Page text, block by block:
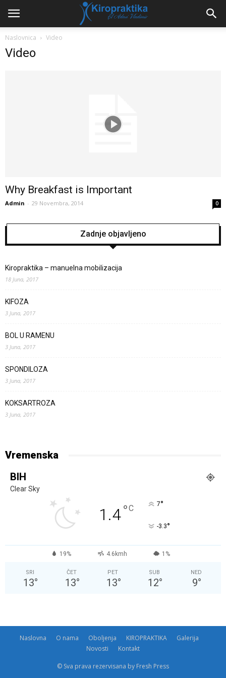
Naslovnica Video
Video
Why Breakfast is Important
Admin - 29 Novembra, 2014 0
Zadnje objavljeno
Kiropraktika – manuelna mobilizacija
18 Juna, 2017
KIFOZA
3 Juna, 2017
BOL U RAMENU
3 Juna, 2017
SPONDILOZA
3 Juna, 2017
KOKSARTROZA
3 Juna, 2017
Vremenska
BIH
Clear Sky
1.4°C 7°
-3.3°
19% 4.6kmh 1%
SRI
13°
ČET
13°
PET
13°
SUB
12°
NED
9°
Naslovna O nama Oboljenja KIROPRAKTIKA
Galerija
Novosti
Kontakt
© Sva prava rezervisana by Fresh Press